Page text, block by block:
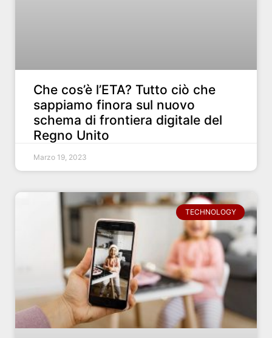
Che cos’è l’ETA? Tutto ciò che
sappiamo finora sul nuovo
schema di frontiera digitale del
Regno Unito
Marzo 19, 2023
TECHNOLOGY